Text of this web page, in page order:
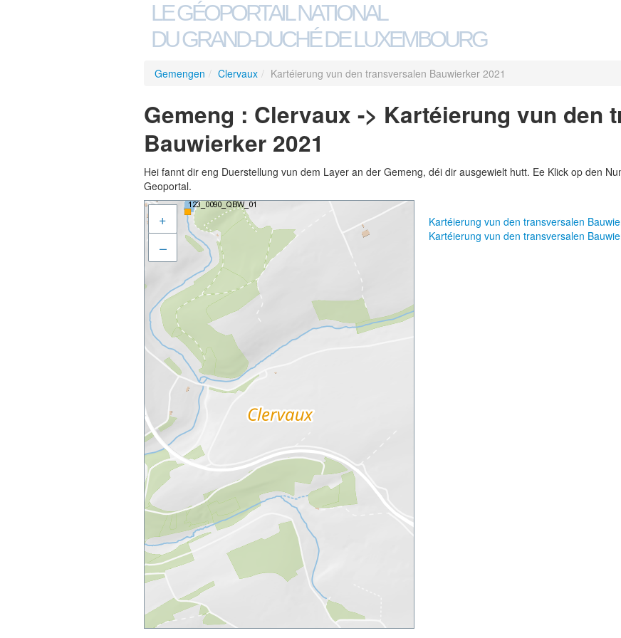
LE GÉOPORTAIL NATIONAL
DU GRAND-DUCHÉ DE LUXEMBOURG
Gemengen / Clervaux / Kartéierung vun den transversalen Bauwierker 2021
Gemeng : Clervaux -> Kartéierung vun den
Bauwierker 2021
Hei fannt dir eng Duerstellung vun dem Layer an der Gemeng, déi dir ausgewielt hutt. Ee Klick op den
Geoportal.
+
–
Kartéierung vun den transversalen
Kartéierung vun den transversalen